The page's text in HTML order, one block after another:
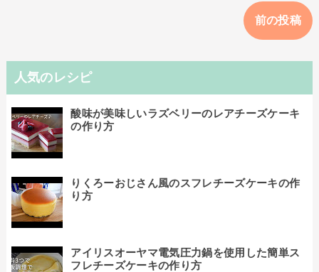
前の投稿
人気のレシピ
酸味が美味しいラズベリーのレアチーズケーキ
の作り方
りくろーおじさん風のスフレチーズケーキの作
り方
アイリスオーヤマ電気圧力鍋を使用した簡単ス
フレチーズケーキの作り方